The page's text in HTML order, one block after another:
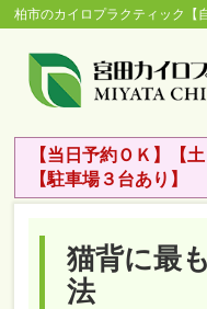
柏市のカイロプラクティック【
【当日予約ＯＫ】【
【駐車場３台あり】
猫背に最
法